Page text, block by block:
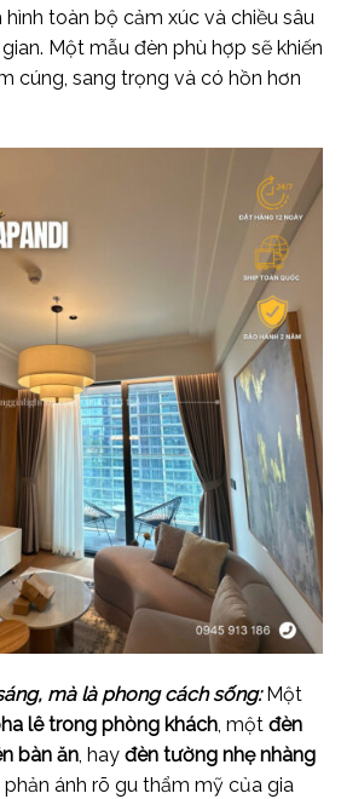
hình toàn bộ cảm xúc và chiều sâu
Một mẫu đèn phù hợp sẽ khiến
cúng, sang trọng và có hồn hơn
mà là phong cách sống:Một
lê trong phòng khách, một đèn
bàn ăn, hay đèn tường nhẹ nhàng
ánh rõ gu thẩm mỹ của gia